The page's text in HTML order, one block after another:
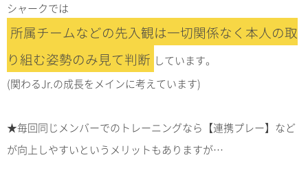
シャークでは
所属チームなどの先入観は一切関係なく本人の取
り組む姿勢のみ見て判断 しています。
(関わるJr.の成長をメインに考えています)
★毎回同じメンバーでのトレーニングなら【連携プレー】など
が向上しやすいというメリットもありますが…